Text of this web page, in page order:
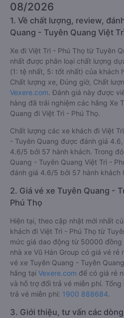
08/2026
1. Về chất lượng, review,
Quang - Tuyên Quang Việt
Xe đi Việt Trì - Phú Thọ từ Tuyên
nhất được phân loại chất lượng
(1: tệ nhất, 5: tốt nhất) của khách
Chất lượng xe, Đúng giờ, Chất
Vexere.com. Đánh giá này được
hàng đã trải nghiệm các hãng Xe
Quang đi Việt Trì - Phú Thọ.
Chất lượng các xe khách đi Việt
- Tuyên Quang được đánh giá
4.6/5 bởi 57 hành khách. Trong
Quang - Tuyên Quang Việt Trì -
đánh giá 4.6/5 bởi 57 hành khách
2. Giá vé xe Tuyên Quang -
Phú Thọ
Hiện tại, theo cập nhật mới nhất
khách đi Việt Trì - Phú Thọ từ
mức giá dao động từ 50000 đồng
nhà xe Vũ Hán Group có giá vé
vé xe Tuyên Quang - Tuyên
hãng tại Vexere.com để có giá rẻ
và hỗ trợ đổi trả vé miễn phí.
trả vé miễn phí: 1900 888684.
3. Giới thiệu, tư vấn các